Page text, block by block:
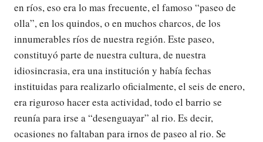
en ríos, eso era lo mas frecuente, el famoso “paseo de
olla”, en los quindos, o en muchos charcos, de los
innumerables ríos de nuestra región. Este paseo,
constituyó parte de nuestra cultura, de nuestra
idiosincrasia, era una institución y había fechas
instituidas para realizarlo oficialmente, el seis de enero,
era riguroso hacer esta actividad, todo el barrio se
reunía para irse a “desenguayar” al rio. Es decir,
ocasiones no faltaban para irnos de paseo al rio. Se